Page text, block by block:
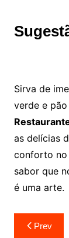
Sirva de
verde e
as delícias
conforto
sabor que
é uma arte.
Prev